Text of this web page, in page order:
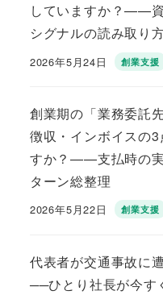
していますか？——
シグナルの読み取り
投稿日
2026年5月24日 創業支援
創業期の「業務委託
徴収・インボイスの
すか？——支払時の
ターン総整理
投稿日
2026年5月22日 創業支援
代表者が交通事故に
──ひとり社長が今す